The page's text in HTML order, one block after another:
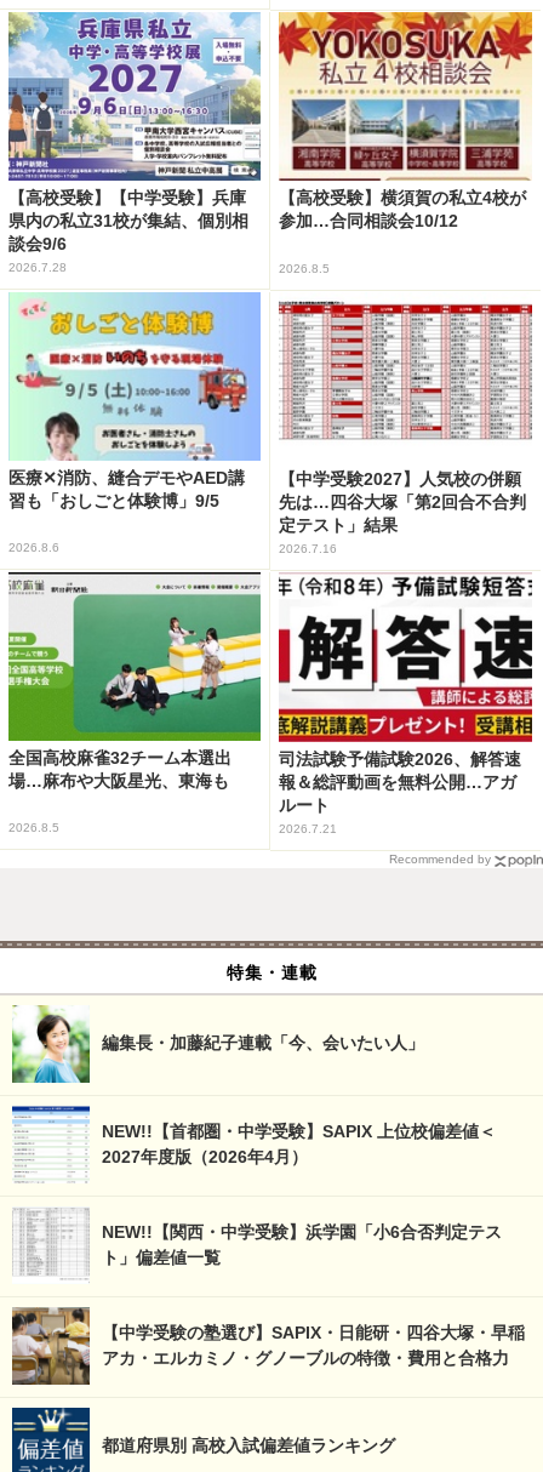
【高校受験】【中学受験】兵庫
県内の私立31校が集結、個別相
談会9/6
2026.7.28
【高校受験】横須賀の私立4校が
参加…合同相談会10/12
2026.8.5
医療✕消防、縫合デモやAED講
習も「おしごと体験博」9/5
2026.8.6
【中学受験2027】人気校の併願
先は…四谷大塚「第2回合不合判
定テスト」結果
2026.7.16
全国高校麻雀32チーム本選出
場…麻布や大阪星光、東海も
2026.8.5
司法試験予備試験2026、解答速
報＆総評動画を無料公開…アガ
ルート
2026.7.21
Recommended by
特集・連載
編集長・加藤紀子連載「今、会いたい人」
NEW!!【首都圏・中学受験】SAPIX 上位校偏差値＜
2027年度版（2026年4月）
NEW!!【関西・中学受験】浜学園「小6合否判定テス
ト」偏差値一覧
【中学受験の塾選び】SAPIX・日能研・四谷大塚・早稲
アカ・エルカミノ・グノーブルの特徴・費用と合格力
都道府県別 高校入試偏差値ランキング